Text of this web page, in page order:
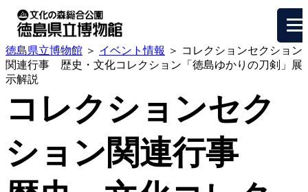
徳島県立博物館 ＞ イベント情報 ＞ コレクションセクション
関連行事 歴史・文化コレクション「徳島ゆかりの刀剣」展
示解説
コレクションセク
ション関連行事